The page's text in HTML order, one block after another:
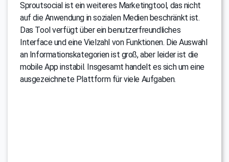
Sproutsocial ist ein weiteres Marketingtool, das nicht
auf die Anwendung in sozialen Medien beschränkt ist.
Das Tool verfügt über ein benutzerfreundliches
Interface und eine Vielzahl von Funktionen. Die Auswahl
an Informationskategorien ist groß, aber leider ist die
mobile App instabil. Insgesamt handelt es sich um eine
ausgezeichnete Plattform für viele Aufgaben.